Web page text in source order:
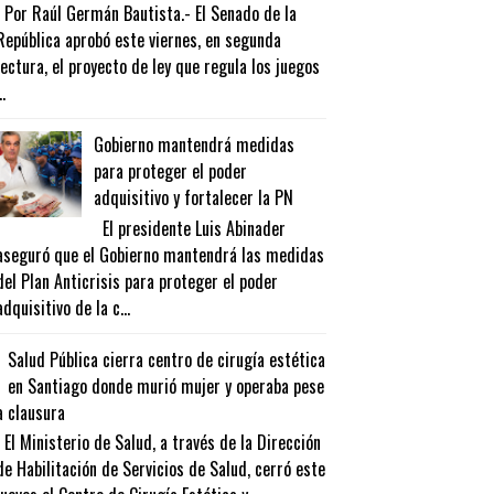
Raúl Germán Bautista.- El Senado de la
aprobó este viernes, en segunda
el proyecto de ley que regula los juegos
Gobierno mantendrá medidas
para proteger el poder
adquisitivo y fortalecer la PN
El presidente Luis Abinader
que el Gobierno mantendrá las medidas
Plan Anticrisis para proteger el poder
de la c...
Salud Pública cierra centro de cirugía estética
en Santiago donde murió mujer y operaba pese
clausura
Ministerio de Salud, a través de la Dirección
Habilitación de Servicios de Salud, cerró este